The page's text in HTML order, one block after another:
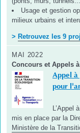
Usage et gestion
milieux urbains et
> Retrouvez les 9
MAI 2022
Concours et Appels
Appel à
pour
L’Appel
mis en place par la
Ministère de la